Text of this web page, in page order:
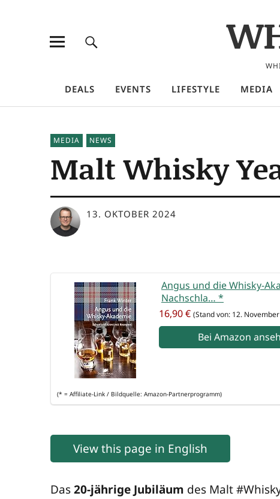
DEALS EVENTS LIFESTYLE MEDIA
MEDIA NEWS
Malt Whisky
13. OKTOBER 2024
Angus und die Whis­ky-
Nach­schla… *
16,90 € (Stand von: 12.
Bei Ama­zon
(* = Affi­lia­te-Link / Bild­quel­le: Amazon-Partnerprogramm)
View this page in English
Das20-jäh­ri­ge Jubi­lä­um des Malt